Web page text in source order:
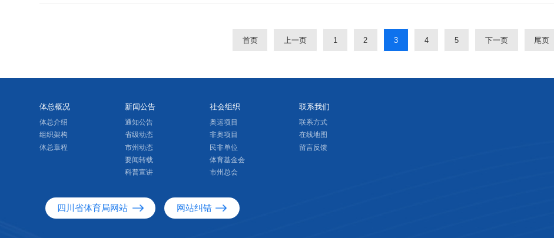
首页 上一页 1 2 3 4 5 下一页 尾页
体总概况
体总介绍
组织架构
体总章程
新闻公告
通知公告
省级动态
市州动态
要闻转载
科普宣讲
社会组织
奥运项目
非奥项目
民非单位
体育基金会
市州总会
联系我们
联系方式
在线地图
留言反馈
四川省体育局网站 网站纠错